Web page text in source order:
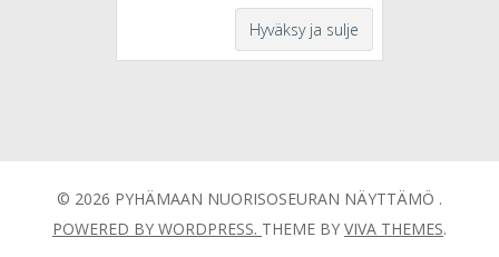
© 2026 PYHÄMAAN NUORISOSEURAN NÄYTTÄMÖ .
POWERED BY WORDPRESS. THEME BY VIVA THEMES.